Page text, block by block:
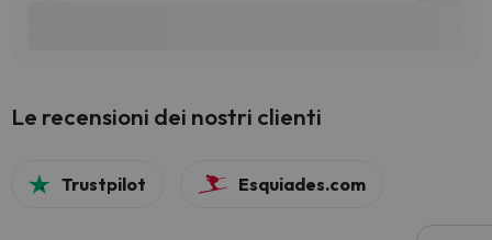
Le recensioni dei nostri clienti
Trustpilot Esquiades.com